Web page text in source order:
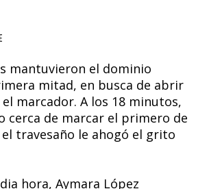
mantuvieron el dominio
mitad, en busca de abrir
marcador. A los 18 minutos,
cerca de marcar el primero de
travesaño le ahogó el grito
hora, Aymara López